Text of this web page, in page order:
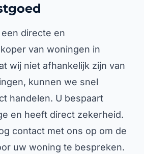
directe en
van woningen in
wij niet afhankelijk zijn van
kunnen we snel
handelen. U bespaart
en heeft direct zekerheid.
contact met ons op om de
uw woning te bespreken.